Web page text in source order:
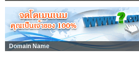
Domain Name